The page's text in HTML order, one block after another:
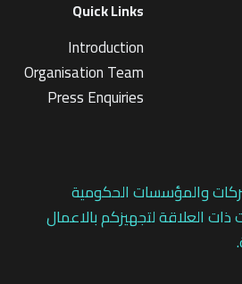
Quick Links
Introduction
Organisation Team
Press Enquiries
والمؤسسات الحكومية
العلاقة لتجهيزكم بالاعمال